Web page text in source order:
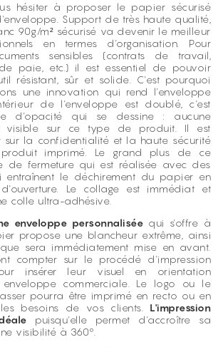
hésiter à proposer le papier sécurisé
Support de très haute qualité,
90g/m² sécurisé va devenir le meilleur
en termes d'organisation. Pour
sensibles (contrats de travail,
paie, etc.) il est essentiel de pouvoir
résistant, sûr et solide. C'est pourquoi
une innovation qui rend l'enveloppe
de l'enveloppe est doublé, c'est
d'opacité qui se dessine : aucune
visible sur ce type de produit. Il est
sur la confidentialité et la haute sécurité
imprimé. Le grand plus de ce
de fermeture qui est réalisée avec des
entraînent le déchirement du papier en
Le collage est immédiat et
colle ultra-adhésive.
enveloppe personnalisée qui s'offre à
propose une blancheur extrême, ainsi
sera immédiatement mise en avant.
compter sur le procédé d'impression
insérer leur visuel en orientation
commerciale. Le logo ou le
pourra être imprimé en recto ou en
besoins de vos clients. L'impression
puisqu'elle permet d'accroître sa
visibilité à 360°.